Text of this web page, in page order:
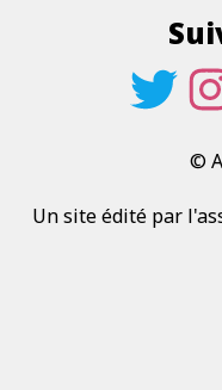
©
Un site édité par